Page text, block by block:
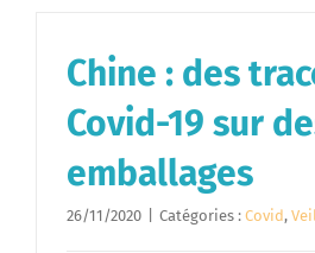
Chine : des
Covid-19 sur
emballages
26/11/2020 Catégories : Covid,